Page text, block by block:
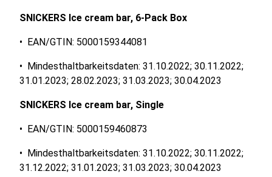
SNICKERS Ice cream bar, 6-Pack Box
• EAN/GTIN: 5000159344081
• Mindesthaltbarkeitsdaten: 31.10.2022; 30.11.2022;
31.01.2023; 28.02.2023; 31.03.2023; 30.04.2023
SNICKERS Ice cream bar, Single
• EAN/GTIN: 5000159460873
• Mindesthaltbarkeitsdaten: 31.10.2022; 30.11.2022;
31.12.2022; 31.01.2023; 31.03.2023; 30.04.2023